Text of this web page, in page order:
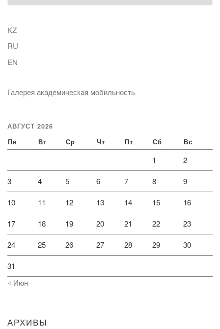
KZ
RU
EN
Галерея академическая мобильность
АВГУСТ 2026
Пн Вт Ср Чт Пт Сб Вс
1 2
3 4 5 6 7 8 9
10 11 12 13 14 15 16
17 18 19 20 21 22 23
24 25 26 27 28 29 30
31
« Июн
АРХИВЫ